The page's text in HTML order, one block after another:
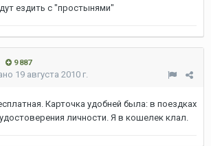
ездить с "простынями"
9 887
19 августа 2010 г.
Карточка удобней была: в поездках
личности. Я в кошелек клал.